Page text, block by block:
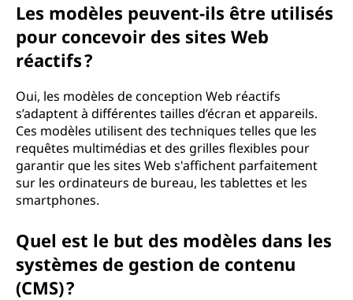
Les modèles peuvent-ils être utilisés
pour concevoir des sites Web
réactifs ?
Oui, les modèles de conception Web réactifs
s’adaptent à différentes tailles d’écran et appareils.
Ces modèles utilisent des techniques telles que les
requêtes multimédias et des grilles flexibles pour
garantir que les sites Web s'affichent parfaitement
sur les ordinateurs de bureau, les tablettes et les
smartphones.
Quel est le but des modèles dans les
systèmes de gestion de contenu
(CMS) ?